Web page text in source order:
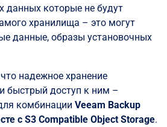
данных которые не будут
хранилища – это могут
данные, образы установочных
надежное хранение
быстрый доступ к ним –
комбинации Veeam Backup
с S3 Compatible Object Storage.